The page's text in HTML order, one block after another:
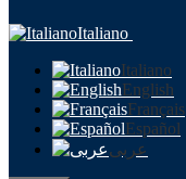
Italiano
Italiano
English
Français
Español
عربى